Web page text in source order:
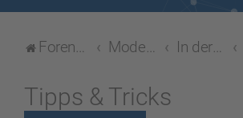
Foren-Übersicht Modellbau-Forum In der Luft
Tipps & Tricks